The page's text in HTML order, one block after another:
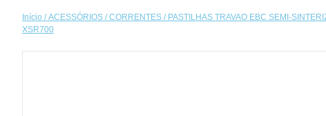
Início /ACESSÓRIOS /CORRENTES / PASTILHAS TRAVAO EBC SEMI-
XSR700